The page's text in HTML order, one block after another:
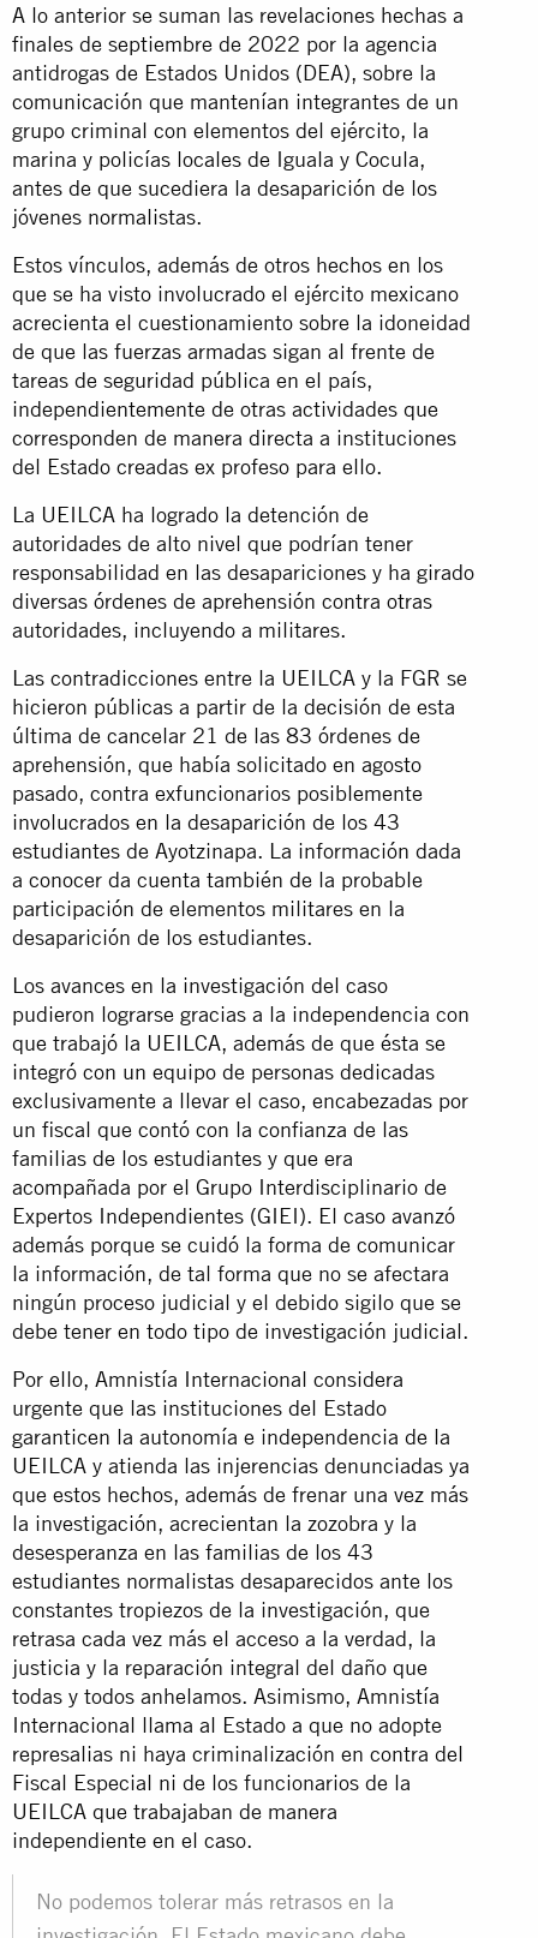
A lo anterior se suman las revelaciones hechas a
finales de septiembre de 2022 por la agencia
antidrogas de Estados Unidos (DEA), sobre la
comunicación que mantenían integrantes de un
grupo criminal con elementos del ejército, la
marina y policías locales de Iguala y Cocula,
antes de que sucediera la desaparición de los
jóvenes normalistas.
Estos vínculos, además de otros hechos en los
que se ha visto involucrado el ejército mexicano
acrecienta el cuestionamiento sobre la idoneidad
de que las fuerzas armadas sigan al frente de
tareas de seguridad pública en el país,
independientemente de otras actividades que
corresponden de manera directa a instituciones
del Estado creadas ex profeso para ello.
La UEILCA ha logrado la detención de
autoridades de alto nivel que podrían tener
responsabilidad en las desapariciones y ha girado
diversas órdenes de aprehensión contra otras
autoridades, incluyendo a militares.
Las contradicciones entre la UEILCA y la FGR se
hicieron públicas a partir de la decisión de esta
última de cancelar 21 de las 83 órdenes de
aprehensión, que había solicitado en agosto
pasado, contra exfuncionarios posiblemente
involucrados en la desaparición de los 43
estudiantes de Ayotzinapa. La información dada
a conocer da cuenta también de la probable
participación de elementos militares en la
desaparición de los estudiantes.
Los avances en la investigación del caso
pudieron lograrse gracias a la independencia con
que trabajó la UEILCA, además de que ésta se
integró con un equipo de personas dedicadas
exclusivamente a llevar el caso, encabezadas por
un fiscal que contó con la confianza de las
familias de los estudiantes y que era
acompañada por el Grupo Interdisciplinario de
Expertos Independientes (GIEI). El caso avanzó
además porque se cuidó la forma de comunicar
la información, de tal forma que no se afectara
ningún proceso judicial y el debido sigilo que se
debe tener en todo tipo de investigación judicial.
Por ello, Amnistía Internacional considera
urgente que las instituciones del Estado
garanticen la autonomía e independencia de la
UEILCA y atienda las injerencias denunciadas ya
que estos hechos, además de frenar una vez más
la investigación, acrecientan la zozobra y la
desesperanza en las familias de los 43
estudiantes normalistas desaparecidos ante los
constantes tropiezos de la investigación, que
retrasa cada vez más el acceso a la verdad, la
justicia y la reparación integral del daño que
todas y todos anhelamos. Asimismo, Amnistía
Internacional llama al Estado a que no adopte
represalias ni haya criminalización en contra del
Fiscal Especial ni de los funcionarios de la
UEILCA que trabajaban de manera
independiente en el caso.
No podemos tolerar más retrasos en la